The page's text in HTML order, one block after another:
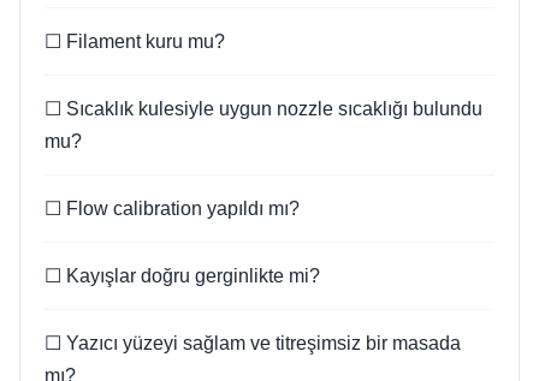
☐ Filament kuru mu?
☐ Sıcaklık kulesiyle uygun nozzle sıcaklığı bulundu
mu?
☐ Flow calibration yapıldı mı?
☐ Kayışlar doğru gerginlikte mi?
☐ Yazıcı yüzeyi sağlam ve titreşimsiz bir masada
mı?